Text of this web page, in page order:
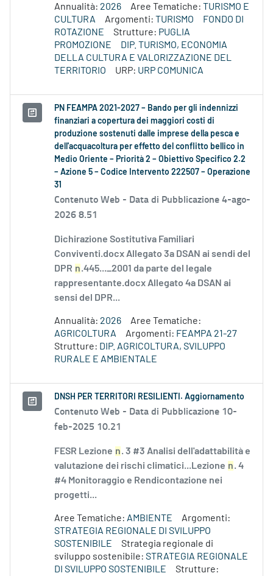
Annualità: 2026 Aree Tematiche: TURISMO E
CULTURA
Argomenti: TURISMO
FONDO DI
ROTAZIONE
Strutture: PUGLIA
PROMOZIONE
DIP. TURISMO, ECONOMIA
DELLA CULTURA E VALORIZZAZIONE DEL
TERRITORIO
URP: URP COMUNICA
PN FEAMPA 2021-2027 – Bando per gli indennizzi
finanziari a copertura dei maggiori costi di
produzione sostenuti dalle imprese della pesca e
dell'acquacoltura per effetto del conflitto bellico in
Medio Oriente – Priorità 2 – Obiettivo Specifico 2.2
– Azione 5 – Codice Intervento 222507 – Operazione
31
Contenuto Web - Data di Pubblicazione 4-ago-
2026 8.51
Dichirazione Sostitutiva Familiari
Conviventi.docx Allegato 3a DSAN ai sendi del
DPR n.445..._2001 da parte del legale
rappresentante.docx Allegato 4a DSAN ai
sensi del DPR...
Annualità: 2026
Aree Tematiche:
AGRICOLTURA
Argomenti: FEAMPA 21-27
Strutture: DIP. AGRICOLTURA, SVILUPPO
RURALE E AMBIENTALE
DNSH PER TERRITORI RESILIENTI. Aggiornamento
Contenuto Web - Data di Pubblicazione 10-
feb-2025 10.21
FESR Lezione n. 3 #3 Analisi dell'adattabilità e
valutazione dei rischi climatici...Lezione n. 4
#4 Monitoraggio e Rendicontazione nei
progetti...
Aree Tematiche: AMBIENTE
Argomenti:
STRATEGIA REGIONALE DI SVILUPPO
SOSTENIBILE
Strategia regionale di
sviluppo sostenibile: STRATEGIA REGIONALE
DI SVILUPPO SOSTENIBILE
Strutture: